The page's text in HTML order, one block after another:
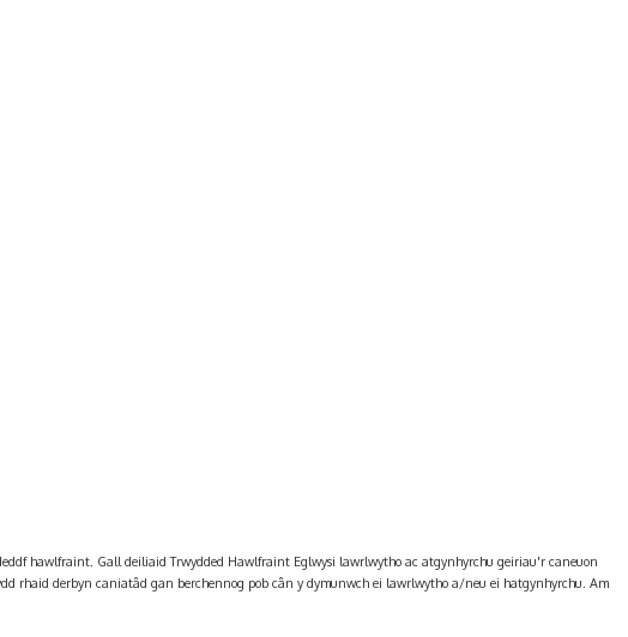
hawlfraint. Gall deiliaid Trwydded Hawlfraint Eglwysi lawrlwytho ac atgynhyrchu geiriau'r caneuon
rhaid derbyn caniatâd gan berchennog pob cân y dymunwch ei lawrlwytho a/neu ei hatgynhyrchu. Am